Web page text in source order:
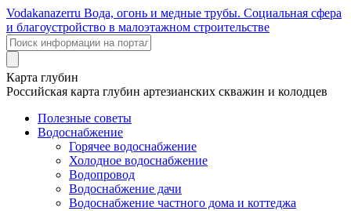
Vodakanazerru Вода, огонь и медные трубы. Социальная сфера
и благоустройство в малоэтажном строительстве
Карта глубин
Российская карта глубин артезианских скважин и колодцев
Полезные советы
Водоснабжение
Горячее водоснабжение
Холодное водоснабжение
Водопровод
Водоснабжение дачи
Водоснабжение частного дома и коттеджа